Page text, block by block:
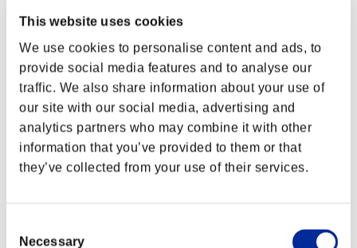
This website uses cookies
We use cookies to personalise content and ads, to
provide social media features and to analyse our
traffic. We also share information about your use of
our site with our social media, advertising and
analytics partners who may combine it with other
information that you’ve provided to them or that
they’ve collected from your use of their services.
Selection
NecessaryPlayStation®4